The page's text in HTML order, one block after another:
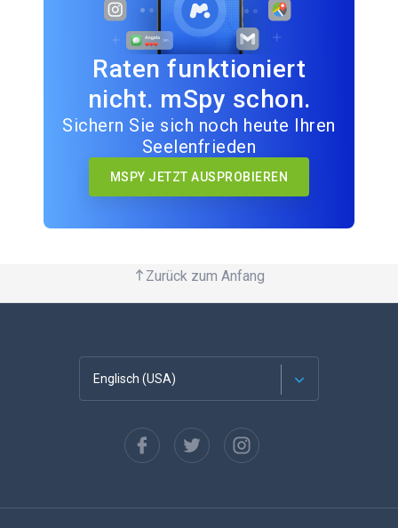
Raten funktioniert
nicht. mSpy schon.
Sichern Sie sich noch heute Ihren
Seelenfrieden
MSPY JETZT AUSPROBIEREN
Zurück zum Anfang
Englisch (USA)
Español
Deutsch